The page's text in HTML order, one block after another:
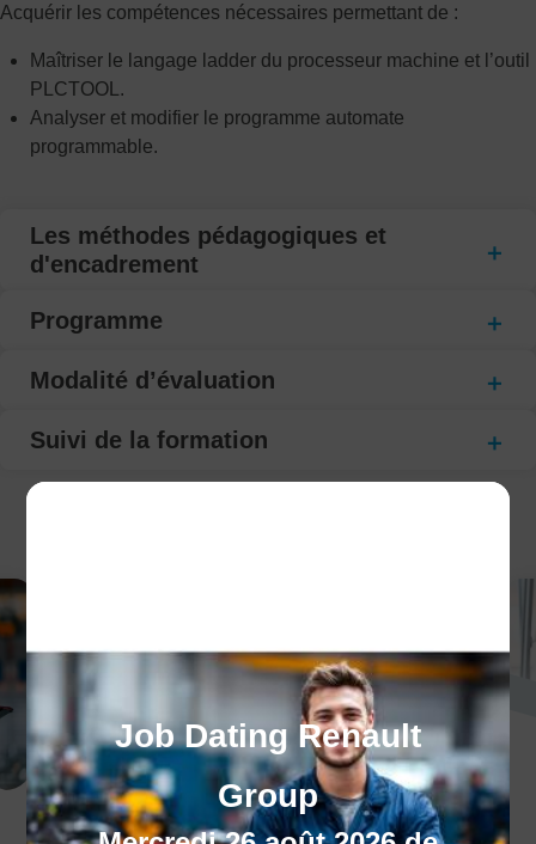
Job Dating Renault
Group
Acquérir les compétences nécessaires permettant de :
Maîtriser le langage ladder du processeur machine et l’outil
PLCTOOL.
Analyser et modifier le programme automate
programmable.
Les méthodes pédagogiques et
d'encadrement
Programme
Modalité d’évaluation
Suivi de la formation
Nos centres